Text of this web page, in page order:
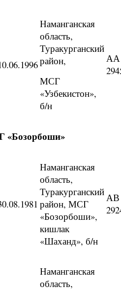
Наманганская
область,
Туракурганский
район,
МСГ
«Узбекистон»,
б/н
АА
«Бозорбоши»
Наманганская
область,
Туракурганский
район, МСГ
«Бозорбоши»,
кишлак
«Шаханд», б/н
АВ
Наманганская
область,